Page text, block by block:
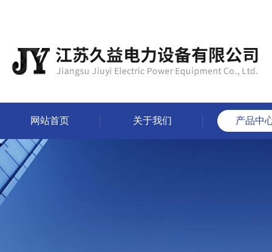
网站首页 关于我们 产品中